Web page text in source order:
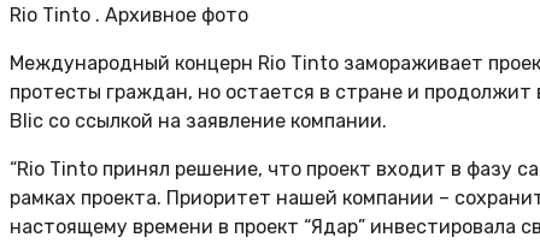
Rio Tinto . Архивное фото
Международный концерн Rio Tinto замораживает
протесты граждан, но остается в стране и
Blic со ссылкой на заявление компании.
“Rio Tinto принял решение, что проект входит в фазу
рамках проекта. Приоритет нашей компании –
настоящему времени в проект “Ядар”